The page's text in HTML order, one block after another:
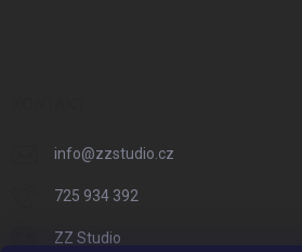
info@zzstudio.cz
725 934 392
ZZ Studio